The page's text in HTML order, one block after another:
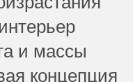
и массы
концепция